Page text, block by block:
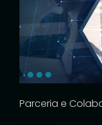
Parceria e